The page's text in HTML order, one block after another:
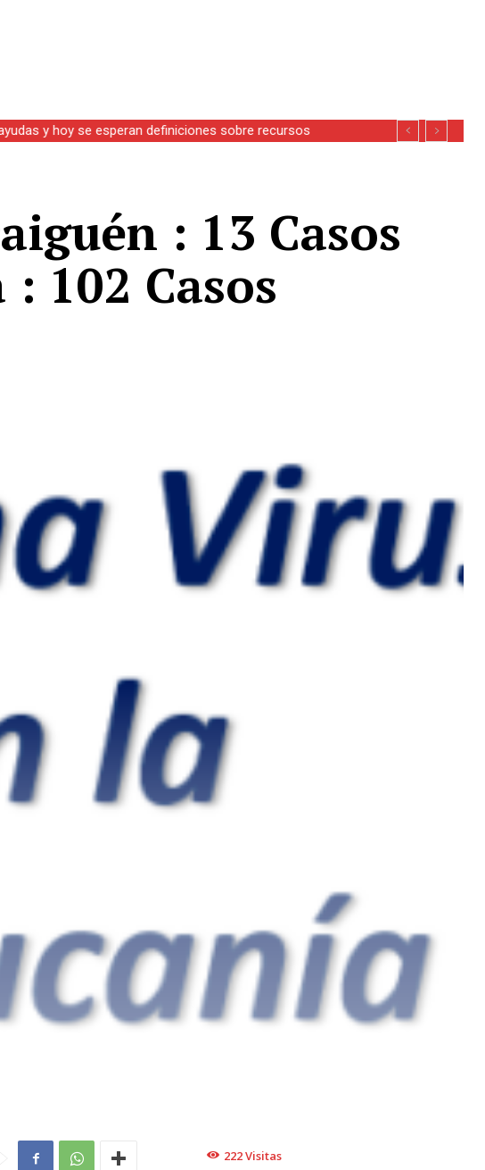
y hoy se esperan definiciones sobre recursos
: 13 Casos
102 Casos
222Visitas